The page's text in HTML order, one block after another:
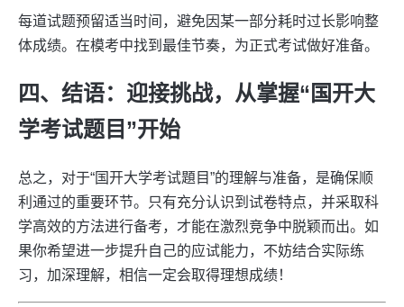
每道试题预留适当时间，避免因某一部分耗时过长影响整
体成绩。在模考中找到最佳节奏，为正式考试做好准备。
四、结语：迎接挑战，从掌握“国开大
学考试题目”开始
总之，对于“国开大学考试題目”的理解与准备，是确保顺
利通过的重要环节。只有充分认识到试卷特点，并采取科
学高效的方法进行备考，才能在激烈竞争中脱颖而出。如
果你希望进一步提升自己的应试能力，不妨结合实际练
习，加深理解，相信一定会取得理想成绩！